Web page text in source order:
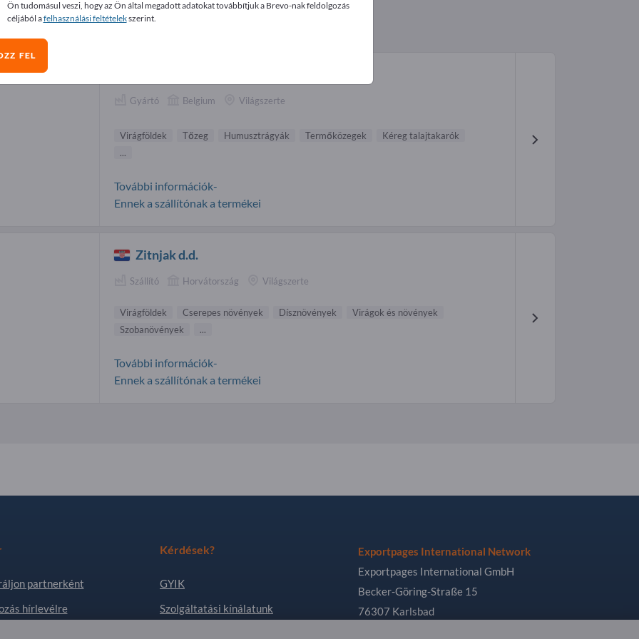
beszállítók (2)
Gyártó Belgium Világszerte
Virágföldek Tőzeg Humusztrágyák Termőközegek
Kéreg talajtakarók
...
További információk-
Ennek a szállítónak a termékei
Zitnjak d.d.
Szállító Horvátország Világszerte
Virágföldek Cserepes növények Dísznövények
Virágok és növények
Szobanövények
...
További információk-
Ennek a szállítónak a termékei
partnerként
hírlevélre
Kérdések?
GYIK
Szolgáltatási kínálatunk
Exportpages International Network
Exportpages International GmbH
Becker-Göring-Straße 15
76307 Karlsbad
Ön tudomásul veszi, hogy az Ön által megadott adatokat továbbítjuk a Brevo-nak feldolgozás
céljából afelhasználási feltételekszerint.
FEL